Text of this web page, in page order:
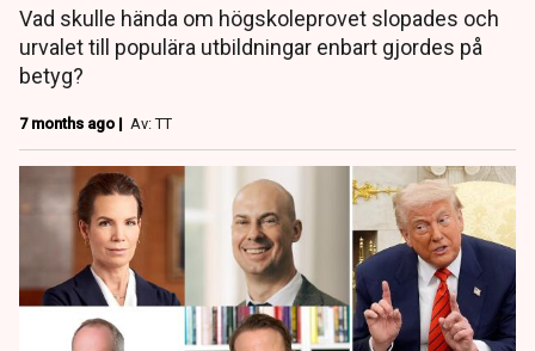
Vad skulle hända om högskoleprovet slopades och
urvalet till populära utbildningar enbart gjordes på
betyg?
7 months ago | Av: TT